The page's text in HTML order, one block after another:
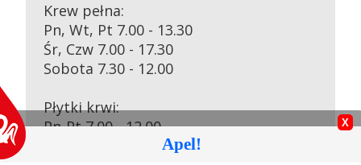
Praca
Kontakt Apel!
Krew pełna:
Pn, Wt, Pt 7.00 - 13.30
Śr, Czw 7.00 - 17.30
Sobota 7.30 - 12.00
Płytki krwi:
Pn-Pt 7.00 - 12.00